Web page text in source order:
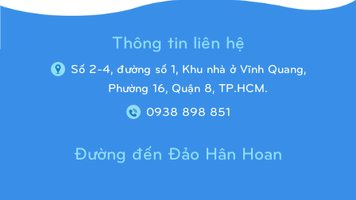
Thông tin liên hệ
Số 2-4, đường số 1, Khu nhà ở Vĩnh Quang,
Phường 16, Quận 8, TP.HCM.
0938 898 851
Đường đến Đảo Hân Hoan